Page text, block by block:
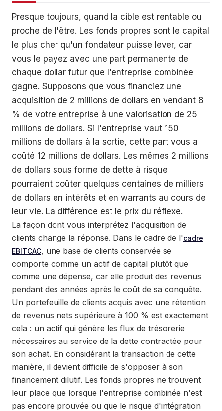
Presque toujours, quand la cible est rentable ou
proche de l'être. Les fonds propres sont le capital
le plus cher qu'un fondateur puisse lever, car
vous le payez avec une part permanente de
chaque dollar futur que l'entreprise combinée
gagne. Supposons que vous financiez une
acquisition de 2 millions de dollars en vendant 8
% de votre entreprise à une valorisation de 25
millions de dollars. Si l'entreprise vaut 150
millions de dollars à la sortie, cette part vous a
coûté 12 millions de dollars. Les mêmes 2 millions
de dollars sous forme de dette à risque
pourraient coûter quelques centaines de milliers
de dollars en intérêts et en warrants au cours de
leur vie. La différence est le prix du réflexe.
La façon dont vous interprétez l'acquisition de
clients change la réponse. Dans le cadre de l'cadre
EBITCAC, une base de clients conservée se
comporte comme un actif de capital plutôt que
comme une dépense, car elle produit des revenus
pendant des années après le coût de sa conquête.
Un portefeuille de clients acquis avec une rétention
de revenus nets supérieure à 100 % est exactement
cela : un actif qui génère les flux de trésorerie
nécessaires au service de la dette contractée pour
son achat. En considérant la transaction de cette
manière, il devient difficile de s'opposer à son
financement dilutif. Les fonds propres ne trouvent
leur place que lorsque l'entreprise combinée n'est
pas encore prouvée ou que le risque d'intégration